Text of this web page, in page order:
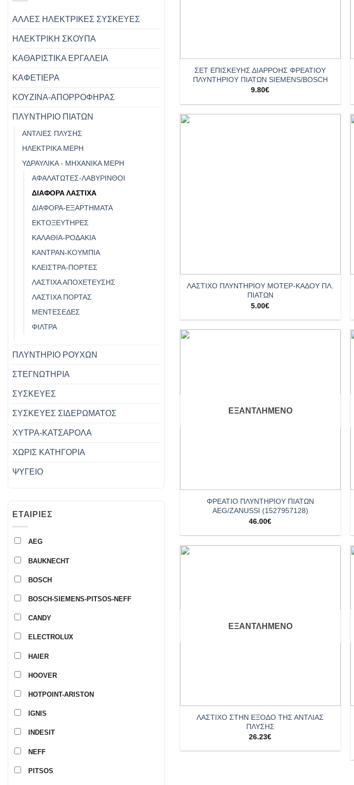
ΑΛΛΕΣ ΗΛΕΚΤΡΙΚΕΣ ΣΥΣΚΕΥΕΣ
ΗΛΕΚΤΡΙΚΗ ΣΚΟΥΠΑ
ΚΑΘΑΡΙΣΤΙΚΑ ΕΡΓΑΛΕΙΑ
ΚΑΦΕΤΙΕΡΑ
ΚΟΥΖΙΝΑ-ΑΠΟΡΡΟΦΗΡΑΣ
ΠΛΥΝΤΗΡΙΟ ΠΙΑΤΩΝ
ΑΝΤΛΙΕΣ ΠΛΥΣΗΣ
ΗΛΕΚΤΡΙΚΆ ΜΈΡΗ
ΥΔΡΑΥΛΙΚΆ - ΜΗΧΑΝΙΚΆ ΜΈΡΗ
ΑΦΑΛΑΤΩΤΈΣ-ΛΑΒΎΡΙΝΘΟΙ
ΔΙΆΦΟΡΑ ΛΆΣΤΙΧΑ
ΔΙΑΦΟΡΑ-ΕΞΑΡΤΗΜΑΤΑ
ΕΚΤΟΞΕΥΤΉΡΕΣ
ΚΑΛΆΘΙΑ-ΡΟΔΆΚΙΑ
ΚΑΝΤΡΆΝ-ΚΟΥΜΠΙΑ
ΚΛΕΊΣΤΡΑ-ΠΌΡΤΕΣ
ΛΆΣΤΙΧΑ ΑΠΟΧΈΤΕΥΣΗΣ
ΛΑΣΤΙΧΑ ΠΟΡΤΑΣ
ΜΕΝΤΕΣΈΔΕΣ
ΦΊΛΤΡΑ
ΠΛΥΝΤΗΡΙΟ ΡΟΥΧΩΝ
ΣΤΕΓΝΩΤΗΡΙΑ
ΣΥΣΚΕΥΕΣ
ΣΥΣΚΕΥΕΣ ΣΙΔΕΡΩΜΑΤΟΣ
ΧΥΤΡΑ-ΚΑΤΣΑΡΟΛΑ
ΧΩΡΊΣ ΚΑΤΗΓΟΡΊΑ
ΨΥΓΕΙΟ
ΕΤΑΙΡΊΕΣ
AEG
BAUKNECHT
BOSCH
BOSCH-SIEMENS-PITSOS-NEFF
CANDY
ELECTROLUX
HAIER
HOOVER
HOTPOINT-ARISTON
IGNIS
INDESIT
NEFF
PITSOS
ΣΕΤ ΕΠΙΣΚΕΥΗΣ ΔΙΑΡΡΟΗΣ ΦΡΕΑΤΙΟΥ
ΠΛΥΝΤΗΡΙΟΥ ΠΙΑΤΩΝ SIEMENS/BOSCH
9.80€
ΛΑΣΤΙΧΟ ΠΛΥΝΤΗΡΙΟΥ ΜΟΤΕΡ-ΚΑΔΟΥ ΠΛ.
ΠΙΑΤΩΝ
5.00€
ΕΞΑΝΤΛΗΜΈΝΟ
ΦΡΕΑΤΙΟ ΠΛΥΝΤΗΡΙΟΥ ΠΙΑΤΩΝ
AEG/ZANUSSI (1527957128)
46.00€
ΕΞΑΝΤΛΗΜΈΝΟ
ΛΑΣΤΙΧΟ ΣΤΗΝ ΕΞΟΔΟ ΤΗΣ ΑΝΤΛΙΑΣ
ΠΛΥΣΗΣ
26.23€